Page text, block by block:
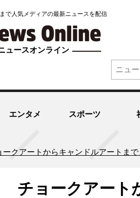
で人気メディアの最新ニュースを配信
ュースオンライン
エンタメ スポーツ
ークアートからキャンドルアートま
チョークアート